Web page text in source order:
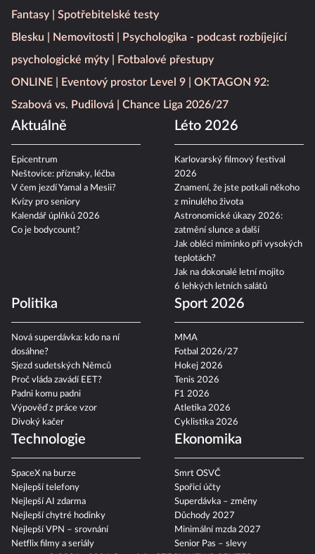
Fantasy
Spotřebitelské testy
Blesku
Nemovitosti
Psychologika - podcast rozbíjející
psychologické mýty
Fotbalové přestupy
ONLINE
Eventový prostor Level 9
OKTAGON 92:
Szabová vs. Pudilová
Chance Liga 2026/27
Aktuálně
Epicentrum
Neštovice: příznaky, léčba
V čem jezdí Yamal a Mesii?
Kvízy pro seniory
Kalendář úplňků 2026
Co je bodycount?
Léto 2026
Karlovarský filmový festival
2026
Znamení, že jste potkali někoho
z minulého života
Astronomické úkazy 2026:
zatmění slunce a další
Jak obléci miminko při vysokých
teplotách?
Jak na dokonalé letní mojito
6 lehkých letních salátů
Politika
Nová superdávka: kdo na ní
dosáhne?
Sjezd sudetských Němců
Proč vláda zavádí EET?
Padni komu padni
Výpověď z práce vzor
Divoký kačer
Sport 2026
MMA
Fotbal 2026/27
Hokej 2026
Tenis 2026
F1 2026
Atletika 2026
Cyklistika 2026
Technologie
SpaceX na burze
Nejlepší telefony
Nejlepší AI zdarma
Nejlepší chytré hodinky
Nejlepší VPN – srovnání
Netflix filmy a seriály
Ekonomika
Smrt OSVČ
Spořicí účty
Superdávka – změny
Důchody 2027
Minimální mzda 2027
Senior Pas – slevy